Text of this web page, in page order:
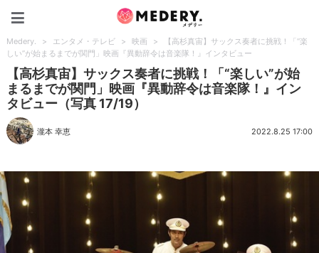
Medery. > エンタメ・テレビ > 映画 >
【高杉真宙】サックス奏者に挑戦！「“楽
しい”が始まるまでが関門」映画『異動辞令は音楽隊！』インタビュー
【高杉真宙】サックス奏者に挑戦！「“楽しい”が始
まるまでが関門」映画『異動辞令は音楽隊！』イン
タビュー（写真 17/19）
瀧本 幸恵 2022.8.25 17:00